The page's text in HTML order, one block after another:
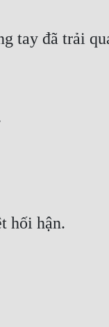
tay đã trải
hối hận.